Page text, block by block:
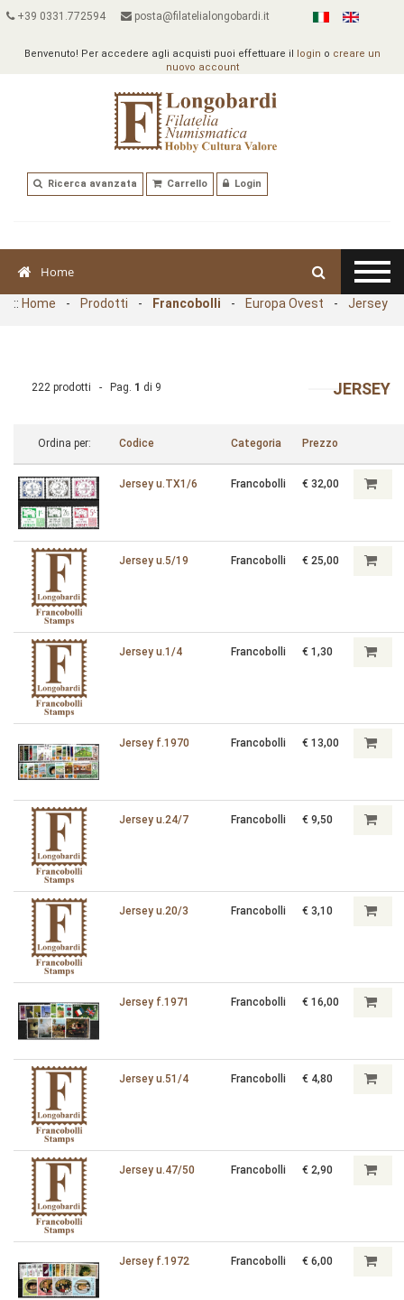
+39 0331.772594 posta@filatelialongobardi.it
Benvenuto! Per accedere agli acquisti puoi effettuare il login o creare un
nuovo account
Ricerca avanzata Carrello Login
Home
:: Home - Prodotti - Francobolli - Europa Ovest - Jersey
JERSEY
222 prodotti - Pag. 1 di 9
Ordina per: Codice Categoria Prezzo
Jersey u.TX1/6 Francobolli € 32,00
Jersey u.5/19 Francobolli € 25,00
Jersey u.1/4 Francobolli € 1,30
Jersey f.1970 Francobolli € 13,00
Jersey u.24/7 Francobolli € 9,50
Jersey u.20/3 Francobolli € 3,10
Jersey f.1971 Francobolli € 16,00
Jersey u.51/4 Francobolli € 4,80
Jersey u.47/50 Francobolli € 2,90
Jersey f.1972 Francobolli € 6,00